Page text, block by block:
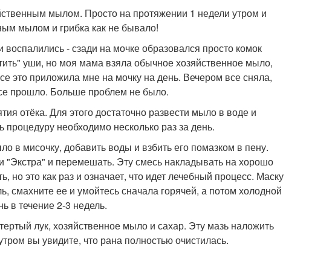
мылом. Просто на протяжении 1 недели утром и
мылом и грибка как не бывало!
- сзади на мочке образовался просто комок
уши, но моя мама взяла обычное хозяйственное мыло,
это приложила мне на мочку на день. Вечером все сняла,
прошло. Больше проблем не было.
отёка. Для этого достаточно развести мыло в воде и
необходимо несколько раз за день.
в мисочку, добавить воды и взбить его помазком в пену.
"Экстра" и перемешать. Эту смесь накладывать на хорошо
это как раз и означает, что идет лечебный процесс. Маску
смахните ее и умойтесь сначала горячей, а потом холодной
в течение 2-3 недель.
лук, хозяйственное мыло и сахар. Эту мазь наложить
вы увидите, что рана полностью очистилась.